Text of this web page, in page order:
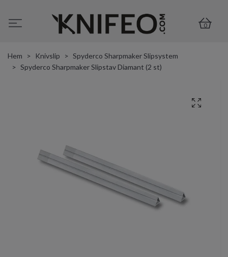
0
Hem Knivslip
Spyderco Sharpmaker Slipsystem
Spyderco Sharpmaker Slipstav Diamant (2 st)